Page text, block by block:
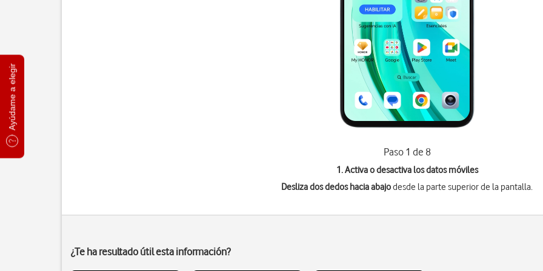
Ayúdame a elegir
Paso 1 de 8
1. Activa o desactiva los datos móviles
Desliza dos dedos hacia abajodesde la parte superior de la pantalla.
¿Te ha resultado útil esta información?